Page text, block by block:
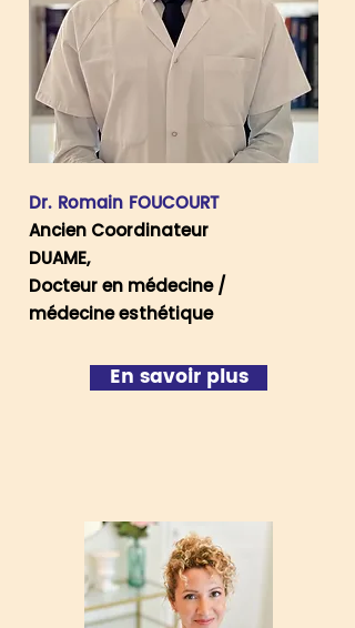
Dr. Romain FOUCOURT
Ancien Coordinateur
DUAME,
Docteur en médecine /
médecine esthétique
En savoir plus